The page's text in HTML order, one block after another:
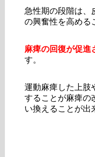
急性期の段階は、
の興奮性を高める
麻痺の回復が促進
す。
運動麻痺した上肢
することが麻痺の
い換えることが出